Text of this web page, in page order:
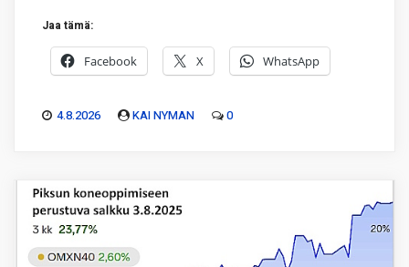
Jaa tämä:
Facebook X WhatsApp
4.8.2026 KAI NYMAN 0